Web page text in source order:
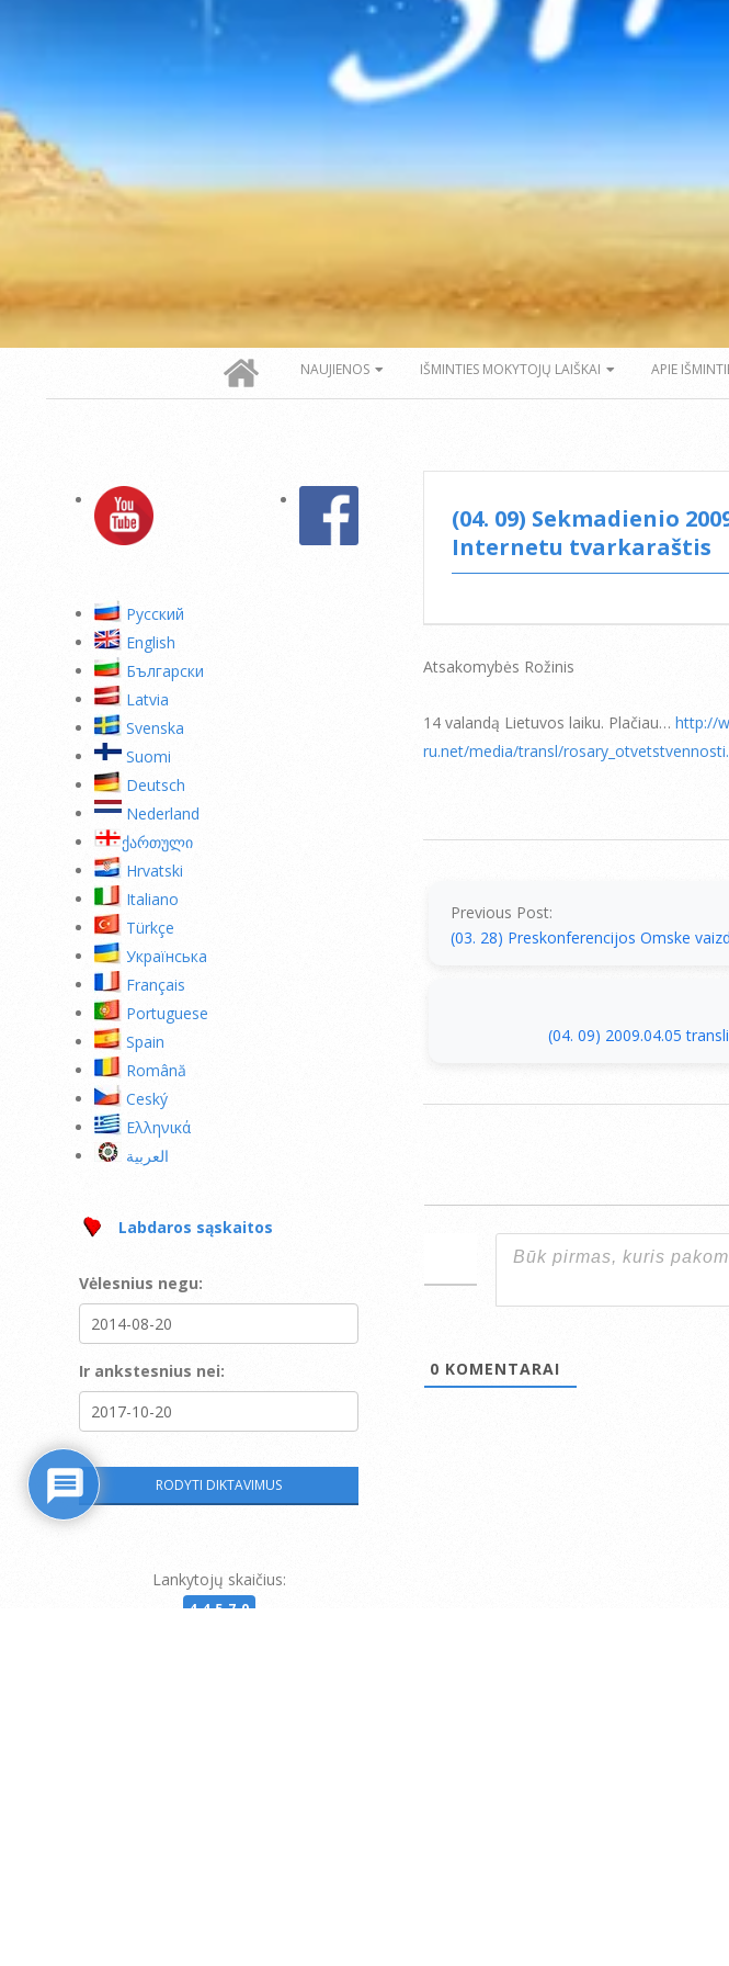
NAUJIENOS IŠMINTIES MOKYTOJŲ LAIŠKAI APIE
(04. 09) Sekmadienio
Internetu tvarkaraštis
Atsakomybės Rožinis
14 valandą Lietuvos laiku. Plačiau… http://
ru.net/media/transl/
Previous Post:
(03. 28) Preskonferencijos Omske
(04. 09) 2009.04.05
0 KOMENTARAI
Pусский
English
Български
Latvia
Svenska
Suomi
Deutsch
Nederland
ქართული
Hrvatski
Italiano
Türkçe
Українська
Français
Portuguese
Spain
Română
Ceský
Ελληνικά
العربية
Labdaros sąskaitos
Vėlesnius negu:
Ir ankstesnius nei:
Lankytojų skaičius:
44570